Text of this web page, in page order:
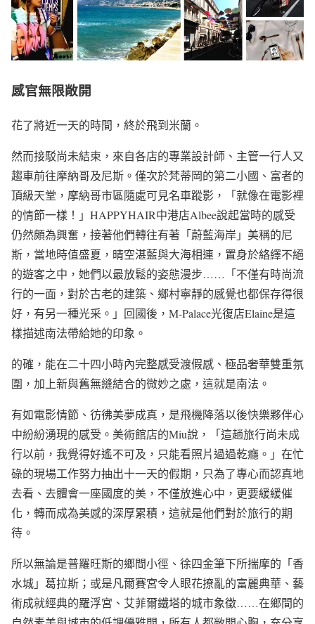
感官無限敞開
花了將近一天的時間，終於飛到米蘭。
然而接駁尚未結束，來自各店的專業設計師、主管一行人又
趨車前往摩納哥及尼斯。僅次於梵蒂岡的第二小國、富者的
頂級天堂，摩納哥市區隨處可見名車蹤影，「就像在電影裡
的情節一樣！」HAPPYHAIR中港店Albee說起當時的感受
仍然頗為興奮，接著他們轉往有著「蔚藍海岸」美稱的尼
斯，當地時值盛夏，晴空湛藍與大海相連，置身於絡繹不絕
的遊客之中，她們以最放鬆的姿態漫步……「不僅有時尚流
行的一面，對於古老的建築、鄉村寧靜的感覺也都保存得很
好，有另一種光采。」回國後，M-Palace光復店Elaine是這
樣描述南法帶給她的印象。
的確，能在二十四小時內完整感受渡假感、極品奢華雙重氛
圍，加上新與舊無縫結合的微妙之處，這就是南法。
有如電影情節、彷彿美夢成真，是飛機降落以後快樂夥伴心
中紛紛湧現的感受。美術館店的Miu說，「這趟旅行尚未成
行以前，我覺得好遙不可及，只能看照片過過乾癮。」在忙
碌的現場工作努力抽出十一天的假期，只為了專心而認真地
去看、去體會一座國度的美，不僅放進心中，更要緩緩催
化，轉而成為美感的深厚累積，這就是他們對於旅行的期
待。
所以無論是普羅旺斯的鄉間小徑、徐四金筆下所揣摩的「香
水城」葛拉斯；或是凡爾賽宮令人眼花撩亂的富麗典華、藝
術成就經典的羅浮宮、艾菲爾鐵塔的城市象徵……在鄉間的